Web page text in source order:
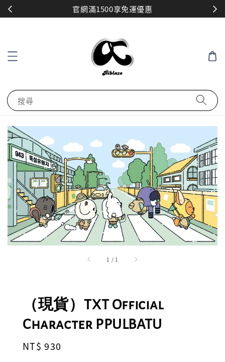
官網滿1500享免運優惠
搜尋
1 / 1
（現貨）TXT Official
Character PPULBATU
Regular
NT$ 930